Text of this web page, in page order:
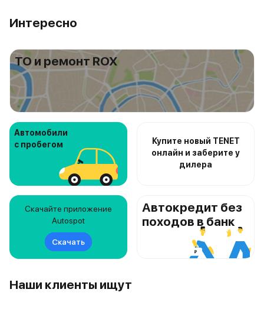
Интересно
ТО и ремонт ROX
Автомобили
с пробегом
Купите новый TENET
онлайн и заберите у
дилера
Скачайте приложение
Autospot
Скачать
Автокредит без
походов в банк
Наши клиенты ищут